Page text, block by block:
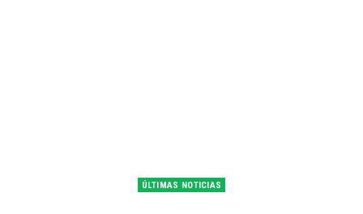
ÚLTIMAS NOTICIAS